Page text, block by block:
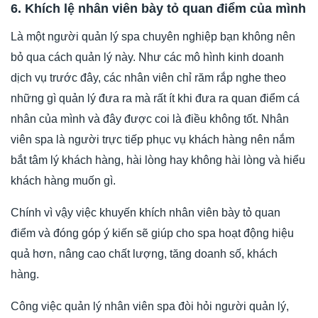
6. Khích lệ nhân viên bày tỏ quan điểm của mình
Là một người quản lý spa chuyên nghiệp bạn không nên
bỏ qua cách quản lý này. Như các mô hình kinh doanh
dịch vụ trước đây, các nhân viên chỉ răm rắp nghe theo
những gì quản lý đưa ra mà rất ít khi đưa ra quan điểm cá
nhân của mình và đây được coi là điều không tốt. Nhân
viên spa là người trực tiếp phục vụ khách hàng nên nắm
bắt tâm lý khách hàng, hài lòng hay không hài lòng và hiểu
khách hàng muốn gì.
Chính vì vậy việc khuyến khích nhân viên bày tỏ quan
điểm và đóng góp ý kiến sẽ giúp cho spa hoạt động hiệu
quả hơn, nâng cao chất lượng, tăng doanh số, khách
hàng.
Công việc quản lý nhân viên spa đòi hỏi người quản lý,